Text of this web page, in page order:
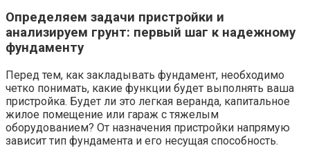
Определяем задачи пристройки и
анализируем грунт: первый шаг к надежному
фундаменту
Перед тем, как закладывать фундамент, необходимо
четко понимать, какие функции будет выполнять ваша
пристройка. Будет ли это легкая веранда, капитальное
жилое помещение или гараж с тяжелым
оборудованием? От назначения пристройки напрямую
зависит тип фундамента и его несущая способность.